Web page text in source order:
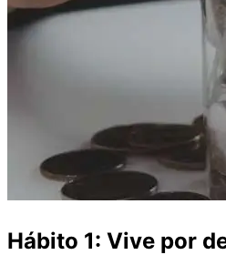
Hábito 1: Vive por